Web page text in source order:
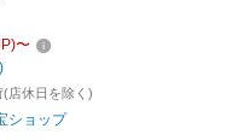
ックス 傷防止 固定 椅子足
台 静音 防音 汚れにくい
〜
(店休日を除く)
ショップ